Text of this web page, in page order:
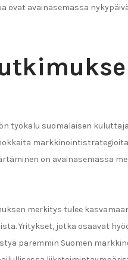
ovat avainasemassa
työkalu suomalaisen
on avainasemassa
merkitys tulee
Yritykset, jotka osaavat
paremmin Suomen